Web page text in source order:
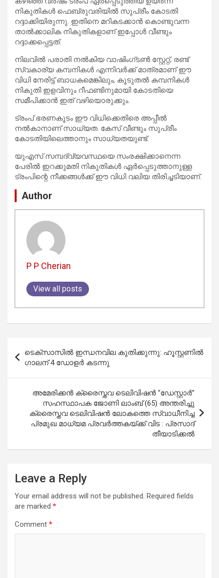
നികുതികൾ ഫെബ്രുവരിയിൽ സുപ്രീം കോടതി
റദ്ദാക്കിയിരുന്നു. ഇതിനെ മറികടക്കാൻ കൊണ്ടുവന്ന
താൽക്കാലിക നികുതികളാണ് ഇപ്പോൾ വീണ്ടും
റദ്ദാക്കപ്പെട്ടത്.
നിലവിൽ പരാതി നൽകിയ വാഷിംഗ്ടൺ സ്റ്റേറ്റ്, രണ്ട്
സ്വകാര്യ കമ്പനികൾ എന്നിവർക്ക് മാത്രമാണ് ഈ
വിധി നേരിട്ട് ബാധകമെങ്കിലും, കൂടുതൽ കമ്പനികൾ
നികുതി ഇളവിനും റീഫണ്ടിനുമായി കോടതിയെ
സമീപിക്കാൻ ഇത് വഴിയൊരുക്കും.
ട്രംപ് ഭരണകൂടം ഈ വിധിക്കെതിരെ അപ്പീൽ
നൽകാനാണ് സാധ്യത. കേസ് വീണ്ടും സുപ്രീം
കോടതിയിലെത്താനും സാധ്യതയുണ്ട്.
യുഎസ് സമ്പദ്‌വ്യവസ്ഥയെ സംരക്ഷിക്കാനെന്ന
പേരിൽ ഇറക്കുമതി നികുതികൾ ഏർപ്പെടുത്താനുള്ള
ട്രംപിന്റെ നീക്കങ്ങൾക്ക് ഈ വിധി വലിയ തിരിച്ചടിയാണ്.
Author
P P Cherian
View all posts
navigation
ടെക്സാസിൽ ഇന്ധനവില കുതിക്കുന്നു: ഹൂസ്റ്റണിൽ
ഗാലന് 4 ഡോളർ കടന്നു
അമേരിക്കൻ ക്രൈസ്തവ ടെലിവിഷൻ “ഡേസ്റ്റാർ”
സഹസ്ഥാപക ജോണി ലാംബ് (65) അന്തരിച്ചു
ക്രൈസ്തവ ടെലിവിഷൻ ലോകത്തെ സ്വാധീനിച്ച
പ്രമുഖ മാധ്യമ പ്രവർത്തകയ്ക്ക് വിട : പ്രസാദ്
തീയാടിക്കൽ
Leave a Reply
Your email address will not be published. Required fields
are marked *
Comment *